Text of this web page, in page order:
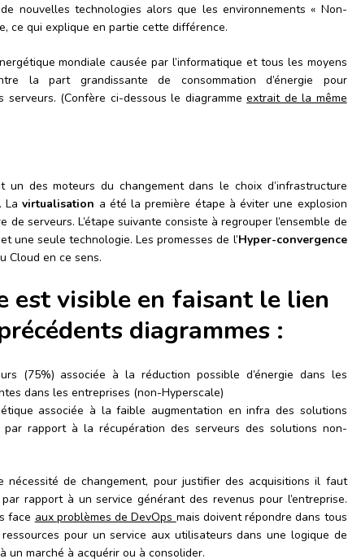
nouvelles technologies alors que les environnements « Non-
ce qui explique en partie cette différence.
mondiale causée par l’informatique et tous les moyens
la part grandissante de consommation d’énergie pour
serveurs. (Confère ci-dessous le diagrammeextrait de la même
un des moteurs du changement dans le choix d’infrastructure
Lavirtualisation a été la première étape à éviter une explosion
serveurs. L’étape suivante consiste à regrouper l’ensemble de
une seule technologie. Les promesses de l’Hyper-convergence
Cloud en ce sens.
est visible en faisant le lien
diagrammes :
(75%) associée à la réduction possible d’énergie dans les
dans les entreprises (non-Hyperscale)
associée à la faible augmentation en infra des solutions
par rapport à la récupération des serveurs des solutions non-
nécessité de changement, pour justifier des acquisitions il faut
rapport à un service générant des revenus pour l’entreprise.
face aux problèmes de DevOps mais doivent répondre dans tous
pour un service aux utilisateurs dans une logique de
un marché à acquérir ou à consolider.